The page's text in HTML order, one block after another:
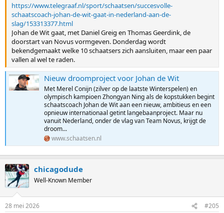
https://www.telegraaf.nl/sport/schaatsen/succesvolle-
schaatscoach-johan-de-wit-gaat-in-nederland-aan-de-
slag/153313377.html
Johan de Wit gaat, met Daniel Greig en Thomas Geerdink, de
doorstart van Novus vormgeven. Donderdag wordt
bekendgemaakt welke 10 schaatsers zich aansluiten, maar een paar
vallen al wel te raden.
Nieuw droomproject voor Johan de Wit
Met Merel Conijn (zilver op de laatste Winterspelen) en
olympisch kampioen Zhongyan Ning als de kopstukken begint
schaatscoach Johan de Wit aan een nieuw, ambitieus en een
opnieuw internationaal getint langebaanproject. Maar nu
vanuit Nederland, onder de vlag van Team Novus, krijgt de
droom...
www.schaatsen.nl
chicagodude
Well-Known Member
28 mei 2026 #205